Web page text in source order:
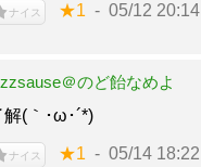
ナイス ★1 05/12 20:14
＠のど飴なめよ
解(｀･ω･´*)ゞ
ナイス ★1 05/14 18:22